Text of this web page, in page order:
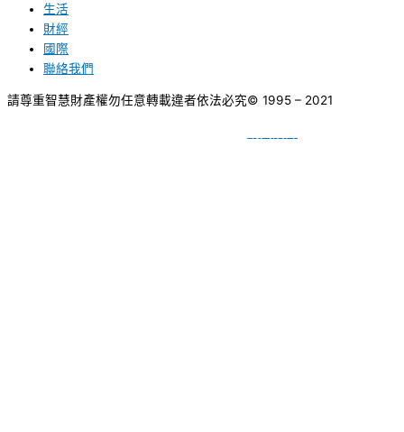
生活
財經
國際
聯絡我們
請尊重智慧財產權勿任意轉載違者依法必究© 1995 – 2021